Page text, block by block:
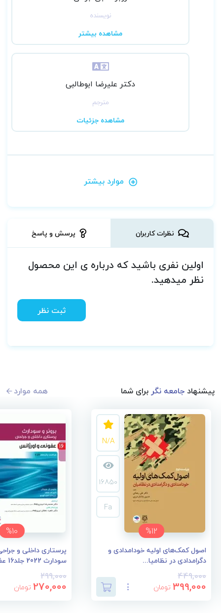
نویسنده
مشاهده بیشتر
دکتر علیرضا ابوطالبی
مترجم
مشاهده جزئیات
موارد بیشتر
نظرات کاربران پرسش و پاسخ
اولین نفری باشید که درباره ی این محصول
نظر میدهید.
ثبت نظر
پیشنهادجامعه نگربرای شما همه موارد
%12
N/A
16850
Fa
اصول کمک‌های اولیه خودامدادی و
دگرامدادی در نظامیا...
449,000
399,000 تومان
%10
پرستاری داخلی و
سودارث 2022 جلد16 عف...
299,000
270,000 تومان